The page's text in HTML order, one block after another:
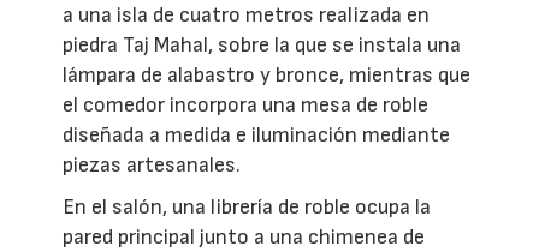
a una isla de cuatro metros realizada en
piedra Taj Mahal, sobre la que se instala una
lámpara de alabastro y bronce, mientras que
el comedor incorpora una mesa de roble
diseñada a medida e iluminación mediante
piezas artesanales.
En el salón, una librería de roble ocupa la
pared principal junto a una chimenea de